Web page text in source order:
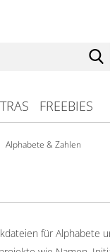
FREEBIES
Alphabete & Zahlen
für Alphabete